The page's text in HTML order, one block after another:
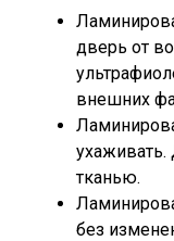
дверь от
внешних
ухаживать.
тканью.
без